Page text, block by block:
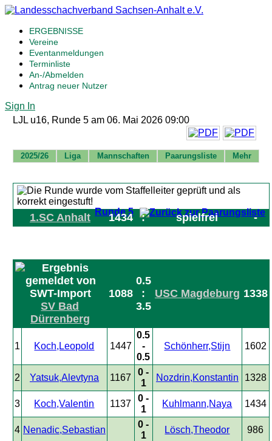
ERGEBNISSE
Vereine
Eventanmeldungen
Terminliste
An-/Abmelden
Antrag neuer Nutzer
Sign In
LJL u16, Runde 5 am 06. Mai 2026 09:00
2025/26 Liga Mannschaften Paarungsliste Mehr
Runde 5
1.SC Anhalt 1434 : spielfrei -
SV Bad
Dürrenberg
1088
0.5
:
3.5
USC Magdeburg 1338
1 Koch,Leopold 1447
0.5
-
0.5
Schönherr,Stijn 1602
2 Yatsuk,Alevtyna 1167
0 -
1
Nozdrin,Konstantin 1328
3 Koch,Valentin 1137
0 -
1
Kuhlmann,Naya 1434
4 Nenadic,Sebastian
0 -
1
Lösch,Theodor 986